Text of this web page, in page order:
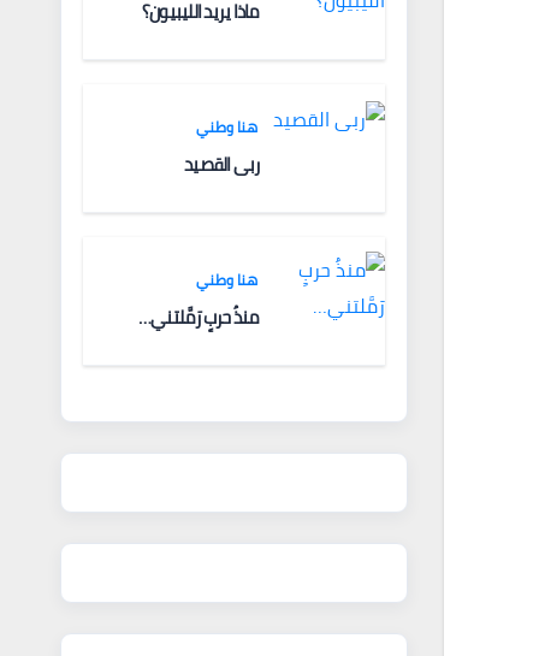
ماذا يريد الليبيون؟
هنا وطني
ربى القصيد
هنا وطني
منذُ حربٍ رَمَّلتني…